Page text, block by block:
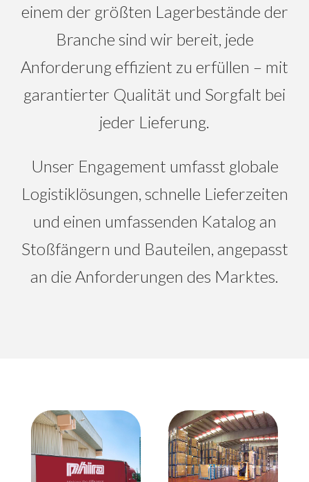
einem der größten Lagerbestände der
Branche sind wir bereit, jede
Anforderung effizient zu erfüllen – mit
garantierter Qualität und Sorgfalt bei
jeder Lieferung.
Unser Engagement umfasst globale
Logistiklösungen, schnelle Lieferzeiten
und einen umfassenden Katalog an
Stoßfängern und Bauteilen, angepasst
an die Anforderungen des Marktes.